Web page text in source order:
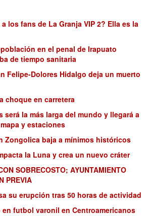
los fans de La Granja VIP 2? Ella es la
en el penal de Irapuato
de tiempo sanitaria
Felipe-Dolores Hidalgo deja un muerto
choque en carretera
será la más larga del mundo y llegará a
y estaciones
Zongolica baja a mínimos históricos
la Luna y crea un nuevo cráter
SOBRECOSTO; AYUNTAMIENTO
PREVIA
su erupción tras 50 horas de actividad
en futbol varonil en Centroamericanos